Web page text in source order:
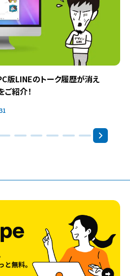
版LINEのトーク履歴が消え
紹介！